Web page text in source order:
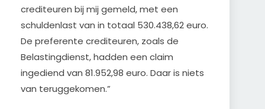
crediteuren bij mij gemeld, met een
schuldenlast van in totaal 530.438,62 euro.
De preferente crediteuren, zoals de
Belastingdienst, hadden een claim
ingediend van 81.952,98 euro. Daar is niets
van teruggekomen.”